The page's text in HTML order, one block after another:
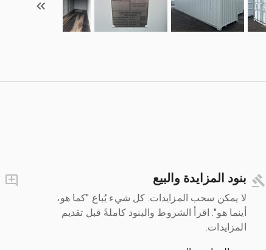
بنود المزايدة والبيع
لا يمكن سحب المزايدات. كل شيء يُباع "كما هو،
أينما هو". اقرأ الشروط والبنود كاملةً قبل تقديم
المزايدات.